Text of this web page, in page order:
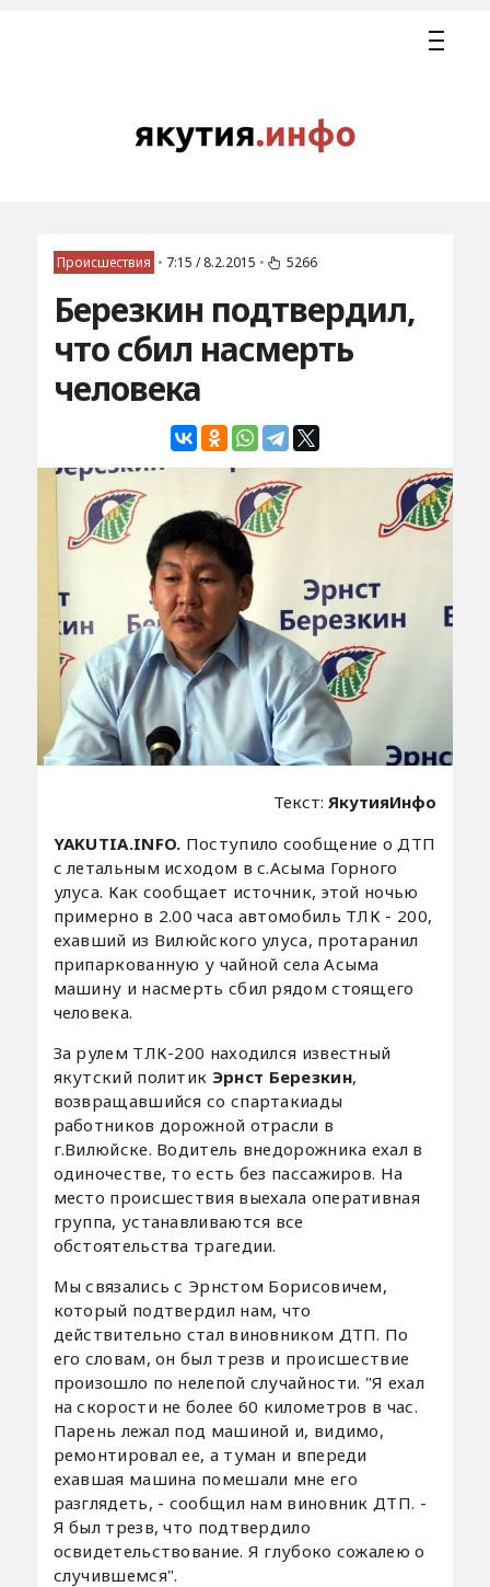
Происшествия • 7:15 / 8.2.2015 • 5266
Березкин подтвердил,
что сбил насмерть
человека
Текст: ЯкутияИнфо
YAKUTIA.INFO. Поступило сообщение о ДТП
с летальным исходом в с.Асыма Горного
улуса. Как сообщает источник, этой ночью
примерно в 2.00 часа автомобиль ТЛК - 200,
ехавший из Вилюйского улуса, протаранил
припаркованную у чайной села Асыма
машину и насмерть сбил рядом стоящего
человека.
За рулем ТЛК-200 находился известный
якутский политик Эрнст Березкин,
возвращавшийся со спартакиады
работников дорожной отрасли в
г.Вилюйске. Водитель внедорожника ехал в
одиночестве, то есть без пассажиров. На
место происшествия выехала оперативная
группа, устанавливаются все
обстоятельства трагедии.
Мы связались с Эрнстом Борисовичем,
который подтвердил нам, что
действительно стал виновником ДТП. По
его словам, он был трезв и происшествие
произошло по нелепой случайности. "Я ехал
на скорости не более 60 километров в час.
Парень лежал под машиной и, видимо,
ремонтировал ее, а туман и впереди
ехавшая машина помешали мне его
разглядеть, - сообщил нам виновник ДТП. -
Я был трезв, что подтвердило
освидетельствование. Я глубоко сожалею о
случившемся".